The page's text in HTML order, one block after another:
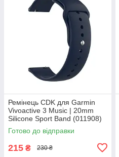
Ремінець CDK для Garmin
Vivoactive 3 Music | 20mm
Silicone Sport Band (011908)
(dark blue)
Готово до відправки
215 ₴ 230 ₴